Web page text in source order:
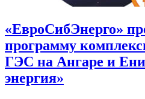
«ЕвроСибЭнерго»
программу
ГЭС на Ангаре и
энергия»